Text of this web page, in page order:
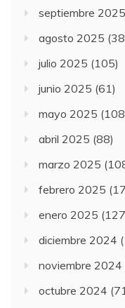
septiembre 2025
agosto 2025
julio 2025 (105)
junio 2025 (61)
mayo 2025
abril 2025 (88)
marzo 2025
febrero 2025
enero 2025
diciembre 2024
noviembre 2024
octubre 2024